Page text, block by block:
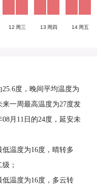
12 周三 13 周四 14 周五
度，晚间平均温度为
一周最高温度为27度发
月11日的24度，延安未
低温度为16度，晴转多
；
低温度为16度，多云转